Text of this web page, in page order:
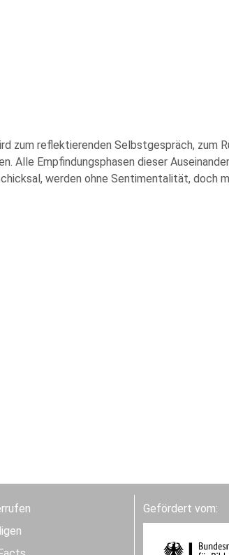
zum reflektierenden Selbstgespräch, zum
Alle Empfindungsphasen dieser
werden ohne Sentimentalität, doch
Gefördert vom: